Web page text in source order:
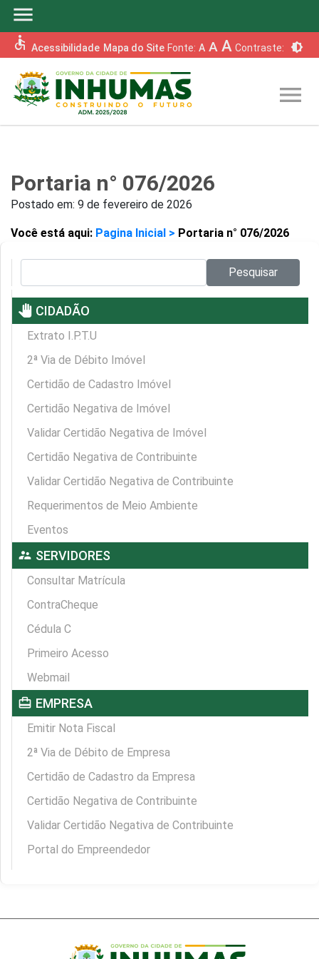
menu
accessible Acessibilidade Mapa do Site Fonte: A A A Contraste: brightness_6
menu
Portaria n° 076/2026
Postado em: 9 de fevereiro de 2026
Você está aqui: Pagina Inicial > Portaria n° 076/2026
Pesquisar
pan_tool CIDADÃO
Extrato I.P.T.U
2ª Via de Débito Imóvel
Certidão de Cadastro Imóvel
Certidão Negativa de Imóvel
Validar Certidão Negativa de Imóvel
Certidão Negativa de Contribuinte
Validar Certidão Negativa de Contribuinte
Requerimentos de Meio Ambiente
Eventos
supervisor_account SERVIDORES
Consultar Matrícula
ContraCheque
Cédula C
Primeiro Acesso
Webmail
card_travel EMPRESA
Emitir Nota Fiscal
2ª Via de Débito de Empresa
Certidão de Cadastro da Empresa
Certidão Negativa de Contribuinte
Validar Certidão Negativa de Contribuinte
Portal do Empreendedor